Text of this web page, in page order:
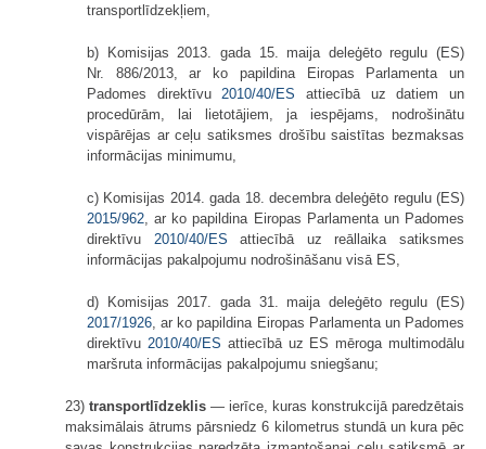
transportlīdzekļiem,
b) Komisijas 2013. gada 15. maija deleģēto regulu (ES)
Nr. 886/2013, ar ko papildina Eiropas Parlamenta un
Padomes direktīvu2010/40/ES attiecībā uz datiem un
procedūrām, lai lietotājiem, ja iespējams, nodrošinātu
vispārējas ar ceļu satiksmes drošību saistītas bezmaksas
informācijas minimumu,
c) Komisijas 2014. gada 18. decembra deleģēto regulu (ES)
2015/962, ar ko papildina Eiropas Parlamenta un Padomes
direktīvu 2010/40/ES attiecībā uz reāllaika satiksmes
informācijas pakalpojumu nodrošināšanu visā ES,
d) Komisijas 2017. gada 31. maija deleģēto regulu (ES)
2017/1926, ar ko papildina Eiropas Parlamenta un Padomes
direktīvu 2010/40/ES attiecībā uz ES mēroga multimodālu
maršruta informācijas pakalpojumu sniegšanu;
23) transportlīdzeklis — ierīce, kuras konstrukcijā paredzētais
maksimālais ātrums pārsniedz 6 kilometrus stundā un kura pēc